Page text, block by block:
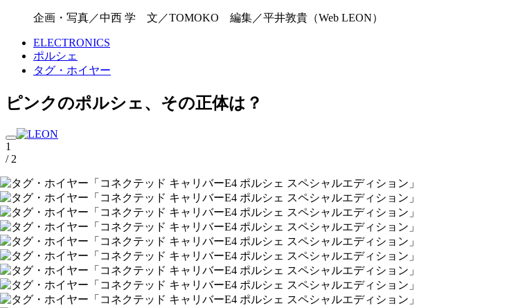
企画・写真／中西 学 文／TOMOKO 編集／平井敦貴（Web LEON）
ELECTRONICS
ポルシェ
タグ・ホイヤー
ピンクのポルシェ、その正体は？
1
/ 2